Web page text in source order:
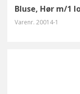
Bluse, Hør m/1
Varenr. 20014-1